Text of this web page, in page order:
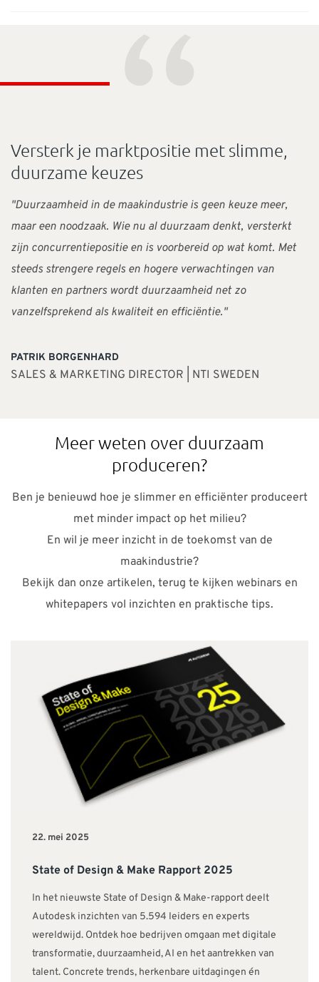
“
Versterk je marktpositie met slimme,
duurzame keuzes
"Duurzaamheid in de maakindustrie is geen keuze meer,
maar een noodzaak. Wie nu al duurzaam denkt, versterkt
zijn concurrentiepositie en is voorbereid op wat komt. Met
steeds strengere regels en hogere verwachtingen van
klanten en partners wordt duurzaamheid net zo
vanzelfsprekend als kwaliteit en efficiëntie."
PATRIK BORGENHARD
SALES & MARKETING DIRECTOR | NTI SWEDEN
Meer weten over duurzaam
produceren?
Ben je benieuwd hoe je slimmer en efficiënter produceert
met minder impact op het milieu?
En wil je meer inzicht in de toekomst van de
maakindustrie?
Bekijk dan onze artikelen, terug te kijken webinars en
whitepapers vol inzichten en praktische tips.
22. mei 2025
State of Design & Make Rapport 2025
In het nieuwste State of Design & Make-rapport deelt
Autodesk inzichten van 5.594 leiders en experts
wereldwijd. Ontdek hoe bedrijven omgaan met digitale
transformatie, duurzaamheid, AI en het aantrekken van
talent. Concrete trends, herkenbare uitdagingen én